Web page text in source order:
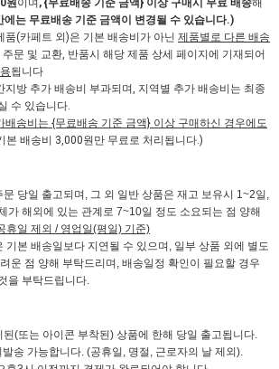
원이며 , {무료배송 기준 금액} 이상 구매시 무료 배송해
에는 무료배송 기준 금액이 변경될 수 있습니다.)
(카페트 외)은 기본 배송비가 아닌 제품별로 다른 배송
주문 및 교환, 반품시 해당 제품 상세 페이지에 기재되어
됩니다
방 추가 배송비 부과되며, 지역별 추가 배송비는 최종
수 있습니다.
배송비는 {무료배송 기준 금액} 이상 구매하신 경우에도
본 배송비 3,000원만 무료로 처리됩니다.)
당일 출고되며, 그 외 일반 상품은 재고 보유시 1~2일,
가 해외에 있는 관계로 7~10일 정도 소요되는 점 양해
휴일 제외 / 영업일(평일) 기준)
본 배송일보다 지연될 수 있으며, 일부 상품 외에 별도
운 점 양해 부탁드리며, 배송일정 확인이 필요할 경우
을 부탁드립니다.
(또는 아이콘 부착된) 상품에 한해 당일 출고됩니다.
송 가능합니다. (공휴일, 명절, 근로자의 날 제외).